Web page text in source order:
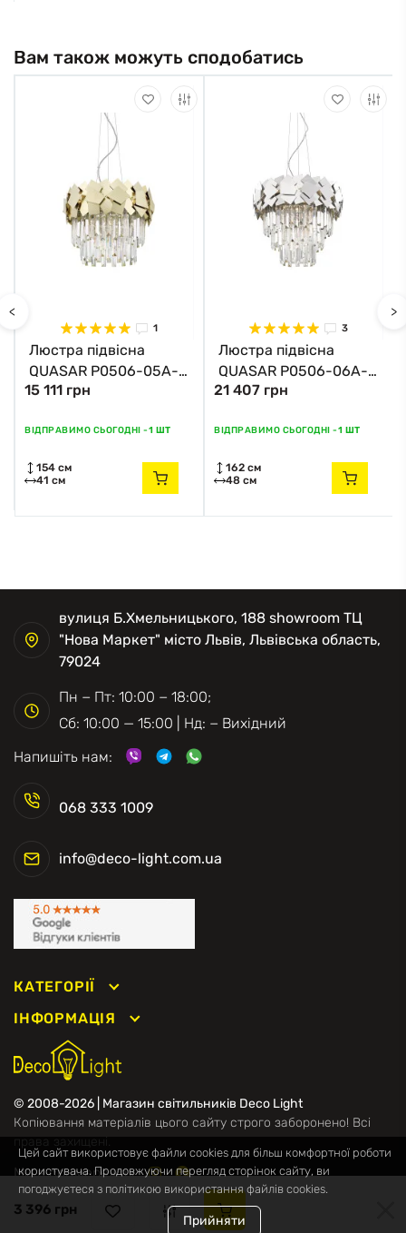
Вам також можуть сподобатись
<
1
Люстра підвісна
QUASAR P0506-05A-
F4E3 Zuma Line
15 111 грн
ВІДПРАВИМО СЬОГОДНІ -1 ШТ
154 см
41 см
3
Люстра підвісна
QUASAR P0506-06A-
F4AC Zuma Line хром
21 407 грн
ВІДПРАВИМО СЬОГОДНІ -1 ШТ
162 см
48 см
>
3 396 грн
© 2008-2026 | Магазин світильників Deco Light
Копіювання матеріалів цього сайту строго заборонено! Всі
права захищені.
Ми в соцмережах
КАТЕГОРІЇ
ІНФОРМАЦІЯ
068 333 1009
info@deco-light.com.ua
вулиця Б.Хмельницького, 188 showroom ТЦ
"Нова Маркет" місто Львів, Львівська область,
79024
Пн − Пт: 10:00 − 18:00;
Сб: 10:00 — 15:00 | Нд: − Вихідний
Напишіть нам:
Цей сайт використовує файли cookies для більш комфортної роботи
користувача. Продовжуючи перегляд сторінок сайту, ви
погоджуєтеся з політикою використання файлів cookies.
Прийняти